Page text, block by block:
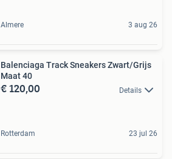
Almere 3 aug 26
Balenciaga Track Sneakers Zwart/Grijs
Maat 40
€ 120,00 Details
Rotterdam 23 jul 26